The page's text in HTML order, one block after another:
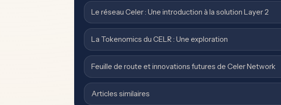
Le réseau Celer : Une introduction à la solution Layer 2
La Tokenomics du CELR : Une exploration
Feuille de route et innovations futures de Celer Network
Articles similaires